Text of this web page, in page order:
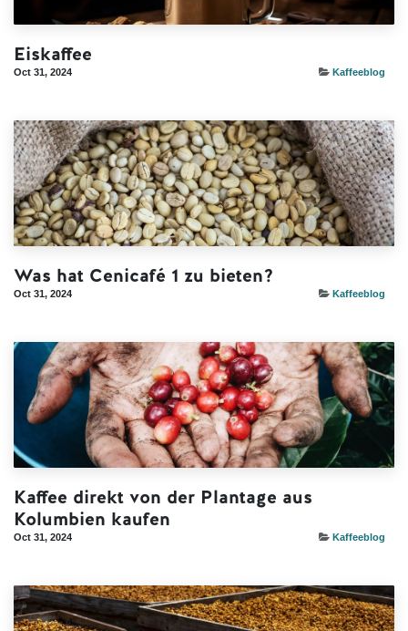
Eiskaffee
Oct 31, 2024 Kaffeeblog
Was hat Cenicafé 1 zu bieten?
Oct 31, 2024 Kaffeeblog
Kaffee direkt von der Plantage aus
Kolumbien kaufen
Oct 31, 2024 Kaffeeblog